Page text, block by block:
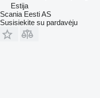
Estija
Scania Eesti AS
Susisiekite su pardavėju